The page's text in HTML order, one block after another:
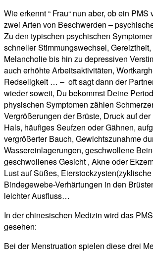
Wie erkennt “ Frau“ nun aber, ob ein
zwei Arten von Beschwerden –
Zu den typischen psychischen
schneller Stimmungswechsel,
Melancholie bis hin zu depressiven
auch erhöhte Arbeitsaktivitäten,
Redseligkeit … – oft sagt dann der
wieder soweit, Du bekommst Deine
physischen Symptomen zählen
Vergrößerungen der Brüste, Druck auf
Hals, häufiges Seufzen oder Gähnen,
vergrößerter Bauch, Gewichtszunahme
Wassereinlagerungen, geschwollene
geschwollenes Gesicht , Akne oder
Lust auf Süßes, Eierstockzysten(zyklische
Bindegewebe-Verhärtungen in den
leichter Ausfluss…
In der chinesischen Medizin wird das
gesehen:
Bei der Menstruation spielen diese drei